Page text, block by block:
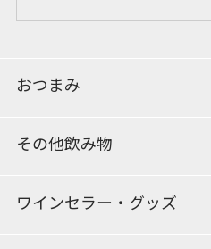
おつまみ
その他飲み物
ワインセラー・グッズ